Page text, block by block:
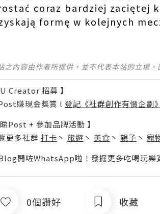
coraz bardziej zaciętej
formę w kolejnych
之內容由作者所提供，並不代表本站的立場
U Creator 招募 】
賺現金獎賞 l 登記《社群創作有價企劃》
睇Post + 參加品牌活動 】
更多社群 打卡 丶 旅遊 丶 美食 丶 親子 丶 寵
開咗WhatsApp啦！發掘更多吃喝玩樂
0個讚好 收藏